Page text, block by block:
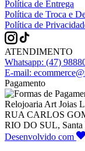
Política de Entrega
Política de Troca e
Política de
ATENDIMENTO
Whatsapp: (47)
E-mail:
Pagamento
Relojoaria Art Joias
RUA CARLOS
RIO DO SUL, Santa
Desenvolvido com